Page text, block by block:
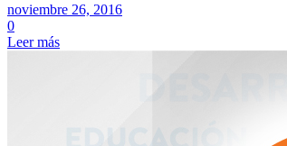
noviembre 26, 2016
0
Leer más